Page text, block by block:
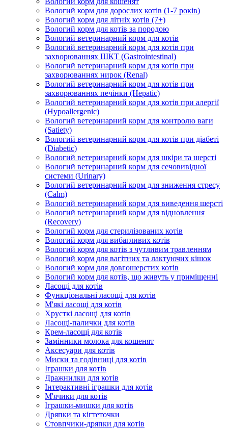
Вологий корм для дорослих котів (1-7 років)
Вологий корм для літніх котів (7+)
Вологий корм для котів за породою
Вологий ветеринарний корм для котів
Вологий ветеринарний корм для котів при
захворюваннях ШКТ (Gastrointestinal)
Вологий ветеринарний корм для котів при
захворюваннях нирок (Renal)
Вологий ветеринарний корм для котів при
захворюваннях печінки (Hepatic)
Вологий ветеринарний корм для котів при алергії
(Hypoallergenic)
Вологий ветеринарний корм для контролю ваги
(Satiety)
Вологий ветеринарний корм для котів при діабеті
(Diabetic)
Вологий ветеринарний корм для шкіри та шерсті
Вологий ветеринарний корм для сечовивідної
системи (Urinary)
Вологий ветеринарний корм для зниження стресу
(Calm)
Вологий ветеринарний корм для виведення шерсті
Вологий ветеринарний корм для відновлення
(Recovery)
Вологий корм для стерилізованих котів
Вологий корм для вибагливих котів
Вологий корм для котів з чутливим травленням
Вологий корм для вагітних та лактуючих кішок
Вологий корм для довгошерстих котів
Вологий корм для котів, що живуть у приміщенні
Ласощі для котів
Функціональні ласощі для котів
М'які ласощі для котів
Хрусткі ласощі для котів
Ласощі-палички для котів
Крем-ласощі для котів
Замінники молока для кошенят
Аксесуари для котів
Миски та годівниці для котів
Іграшки для котів
Дражнилки для котів
Інтерактивні іграшки для котів
М'ячики для котів
Іграшки-мишки для котів
Дряпки та кігтеточки
Стовпчики-дряпки для котів